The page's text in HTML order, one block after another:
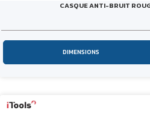
CASQUE ANTI-BRUIT
DIMENSIONS